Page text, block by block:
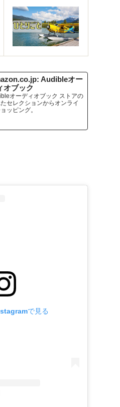
Audibleオー
オブック
オーディオブック ストアの
セレクションからオンライ
ッピング。
で見る